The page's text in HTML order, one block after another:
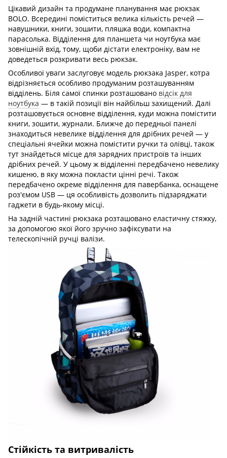
Цікавий дизайн та продумане планування має рюкзак
BOLO. Всередині поміститься велика кількість речей —
навушники, книги, зошити, пляшка води, компактна
парасолька. Відділення для планшета чи ноутбука має
зовнішній вхід, тому, щоби дістати електроніку, вам не
доведеться розкривати весь рюкзак.
Особливої уваги заслуговує модель рюкзака Jasper, котра
відрізняється особливо продуманим розташуванням
відділень. Біля самої спинки розташовано відсік для
ноутбука — в такій позиції він найбільш захищений. Далі
розташовується основне відділення, куди можна помістити
книги, зошити, журнали. Ближче до передньої панелі
знаходиться невелике відділення для дрібних речей — у
спеціальні ячейки можна помістити ручки та олівці, також
тут знайдеться місце для зарядних пристроїв та інших
дрібних речей. У цьому ж відділенні передбачено невелику
кишеню, в яку можна покласти цінні речі. Також
передбачено окреме відділення для павербанка, оснащене
роз'ємом USB — ця особливість дозволить підзаряджати
гаджети в будь-якому місці.
На задній частині рюкзака розташовано еластичну стяжку,
за допомогою якої його зручно зафіксувати на
телескопічній ручці валізи.
Стійкість та витривалість